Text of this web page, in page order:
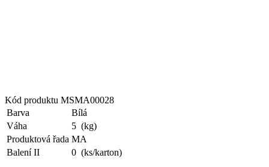
Kód produktu MSMA00028
Barva
Bílá
Váha
5 (kg)
Produktová řada MA
Balení II
0 (ks/karton)